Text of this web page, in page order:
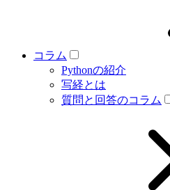
コラム
Pythonの紹介
写経とは
質問と回答のコラム